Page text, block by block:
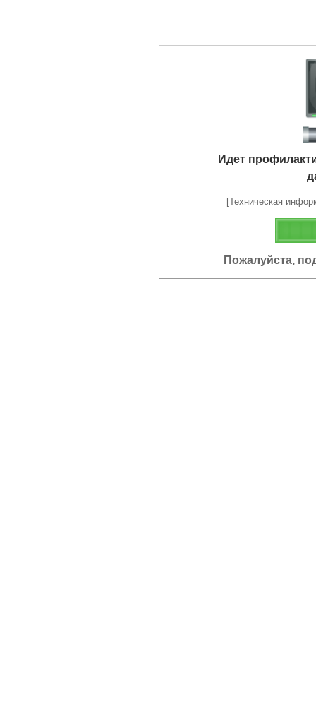
Идет
[Техническая
Пожалуйста,